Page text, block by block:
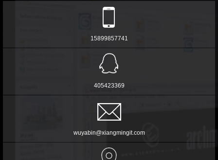
15899857741
405423369
wuyabin@xiangmingit.com